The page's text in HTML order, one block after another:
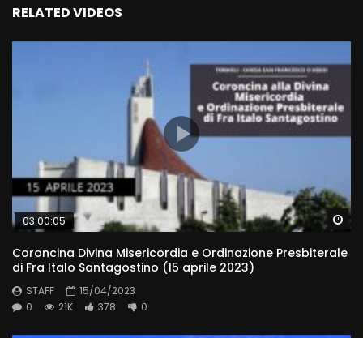
RELATED VIDEOS
03:00:05
Coroncina Divina Misericordia e Ordinazione Presbiterale
di Fra Italo Santagostino (15 aprile 2023)
STAFF
15/04/2023
0
21K 378 0